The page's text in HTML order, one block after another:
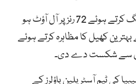
نمیبیا کی ٹیم پہلے بیٹنگ کرتے ہوئے 72 رنز پر آل آؤٹ ہو
کھیل کا مظاہرہ کرتے ہوئے
کی ٹیم آسٹریلین باؤلرز کے